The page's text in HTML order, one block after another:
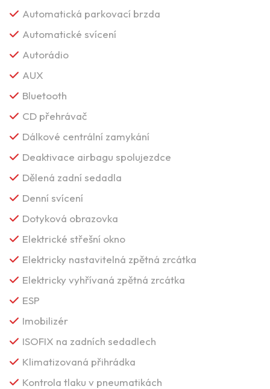
Automatická parkovací brzda
Automatické svícení
Autorádio
AUX
Bluetooth
CD přehrávač
Dálkové centrální zamykání
Deaktivace airbagu spolujezdce
Dělená zadní sedadla
Denní svícení
Dotyková obrazovka
Elektrické střešní okno
Elektricky nastavitelná zpětná zrcátka
Elektricky vyhřívaná zpětná zrcátka
ESP
Imobilizér
ISOFIX na zadních sedadlech
Klimatizovaná přihrádka
Kontrola tlaku v pneumatikách